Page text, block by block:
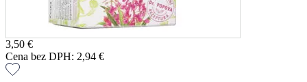
3,50 €
Cena bez DPH: 2,94 €